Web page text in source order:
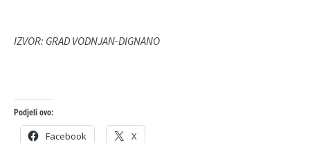
IZVOR: GRAD VODNJAN-DIGNANO
Podjeli ovo:
Facebook X